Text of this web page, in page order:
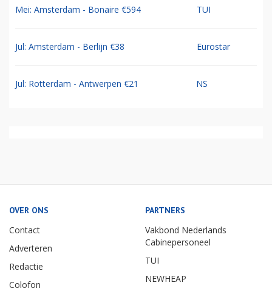
Mei: Amsterdam - Bonaire €594 TUI
Jul: Amsterdam - Berlijn €38 Eurostar
Jul: Rotterdam - Antwerpen €21 NS
OVER ONS
Contact
Adverteren
Redactie
Colofon
PARTNERS
Vakbond Nederlands
Cabinepersoneel
TUI
NEWHEAP